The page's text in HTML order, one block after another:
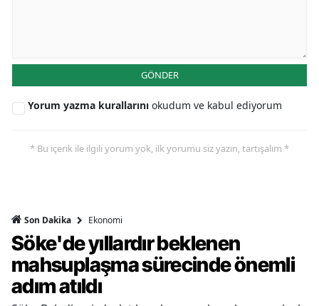
GÖNDER
Yorum yazma kurallarını okudum ve kabul ediyorum
* Bu içerik ile ilgili yorum yok, ilk yorumu siz yazın, tartışalım *
Son Dakika Ekonomi
Söke'de yıllardır beklenen
mahsuplaşma sürecinde önemli
adım atıldı